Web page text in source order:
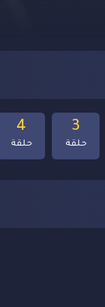
4
حلقة
3
حلقة